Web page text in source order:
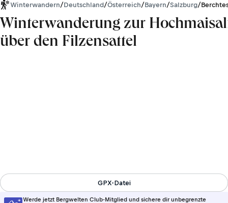
Winterwandern/Deutschland/Österreich/Bayern/Salzburg/
Winterwanderung zur
über den Filzensattel
Werde jetzt Bergwelten Club-Mitglied und sichere dir unbegrenzte
GPX-Datei